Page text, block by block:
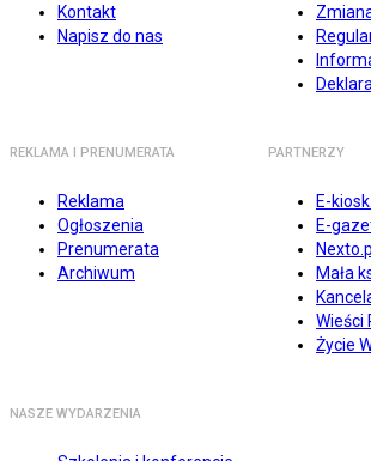
Kontakt
Napisz do nas
REKLAMA I PRENUMERATA
Reklama
Ogłoszenia
Prenumerata
Archiwum
PARTNERZY
E-
E-
Nexto.pl
Mała
Wieści
Życie
NASZE WYDARZENIA